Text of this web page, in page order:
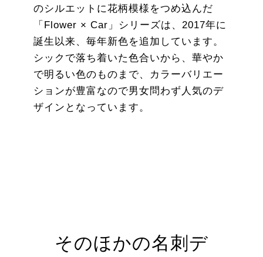
のシルエットに花柄模様をつめ込んだ
「Flower × Car」シリーズは、2017年に
誕生以来、毎年新色を追加しています。
シックで落ち着いた色合いから、華やか
で明るい色のものまで、カラーバリエー
ションが豊富なので男女問わず人気のデ
ザインとなっています。
そのほかの名刺デ